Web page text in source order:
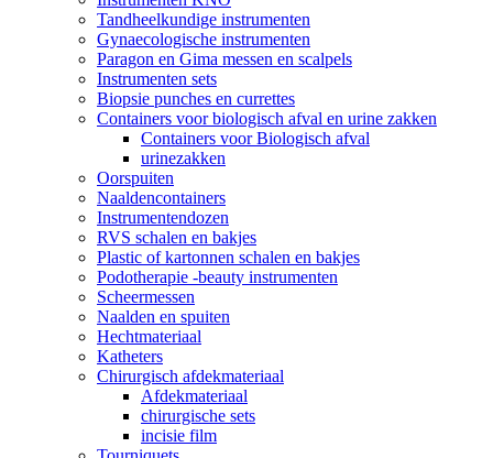
Tandheelkundige instrumenten
Gynaecologische instrumenten
Paragon en Gima messen en scalpels
Instrumenten sets
Biopsie punches en currettes
Containers voor biologisch afval en urine zakken
Containers voor Biologisch afval
urinezakken
Oorspuiten
Naaldencontainers
Instrumentendozen
RVS schalen en bakjes
Plastic of kartonnen schalen en bakjes
Podotherapie -beauty instrumenten
Scheermessen
Naalden en spuiten
Hechtmateriaal
Katheters
Chirurgisch afdekmateriaal
Afdekmateriaal
chirurgische sets
incisie film